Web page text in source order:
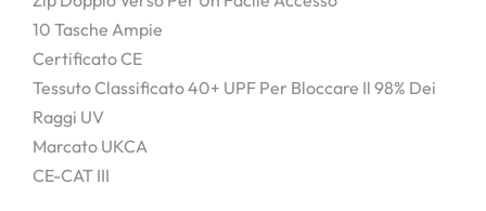
10 Tasche Ampie
Certificato CE
Tessuto Classificato 40+ UPF Per Bloccare Il 98% Dei
Raggi UV
Marcato UKCA
CE-CAT III